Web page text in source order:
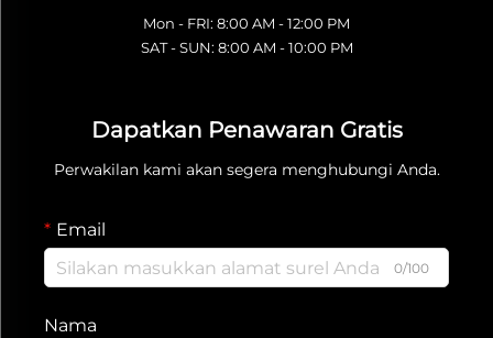
Mon - FRI: 8:00 AM - 12:00 PM
SAT - SUN: 8:00 AM - 10:00 PM
Dapatkan Penawaran Gratis
Perwakilan kami akan segera menghubungi Anda.
Email
0/100
Nama